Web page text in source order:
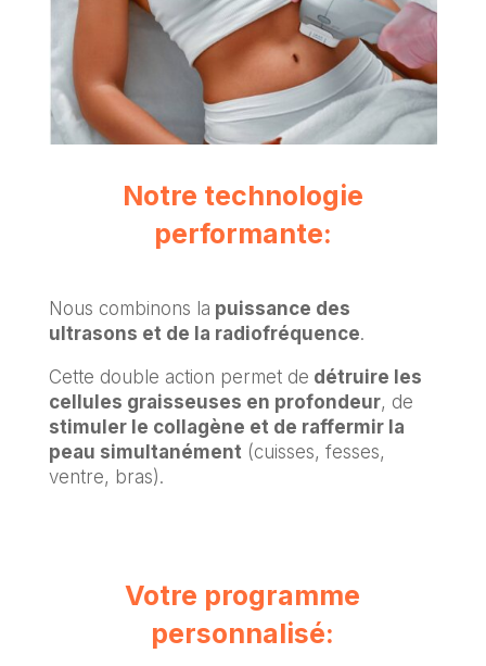
Notre technologie
performante:
Nous combinons la puissance des
ultrasons et de la radiofréquence.
Cette double action permet de détruire les
cellules graisseuses en profondeur, de
stimuler le collagène et de raffermir la
peau simultanément (cuisses, fesses,
ventre, bras).
Votre programme
personnalisé: